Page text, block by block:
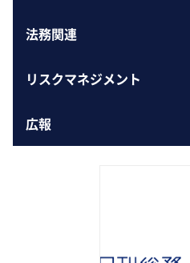
法務関連
リスクマネジメント
広報